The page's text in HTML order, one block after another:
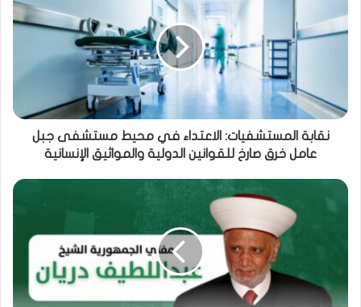
نقابة المستشفيات: ‎الاعتداء في محيط مستشفى جبل
عامل خرق صارخ للقوانين الدولية والمواثيق الإنسانية